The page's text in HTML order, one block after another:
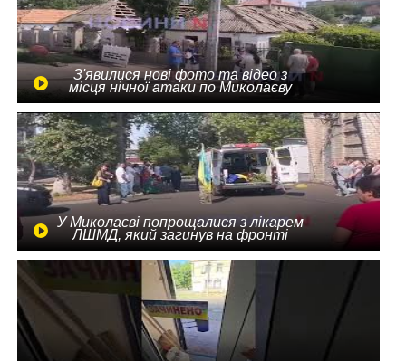
З'явилися нові фото та відео з
місця нічної атаки по Миколаєву
У Миколаєві попрощалися з лікарем
ЛШМД, який загинув на фронті